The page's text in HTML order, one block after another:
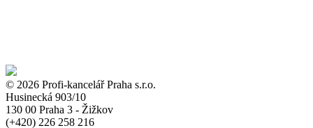
© 2026 Profi-kancelář Praha s.r.o.
Husinecká 903/10
130 00 Praha 3 - Žižkov
(+420) 226 258 216